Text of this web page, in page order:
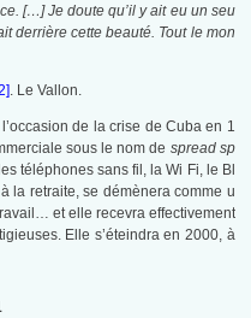
[…] Je doute qu’il y ait eu un seu
derrière cette beauté. Tout le mon
. Le Vallon.
de la crise de Cuba en 1
sous le nom de spread sp
téléphones sans fil, la Wi Fi, le Bl
la retraite, se démènera comme u
et elle recevra effectivement
Elle s’éteindra en 2000, à